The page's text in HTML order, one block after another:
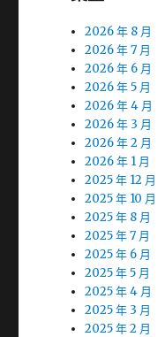
2026 年 8 月
2026 年 7 月
2026 年 6 月
2026 年 5 月
2026 年 4 月
2026 年 3 月
2026 年 2 月
2026 年 1 月
2025 年 12 月
2025 年 10 月
2025 年 8 月
2025 年 7 月
2025 年 6 月
2025 年 5 月
2025 年 4 月
2025 年 3 月
2025 年 2 月